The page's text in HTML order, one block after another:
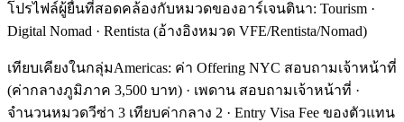
โปรไฟล์ผู้ยื่นที่สอดคล้องกับหมวดของอาร์เจนตินา: Tourism ·
Digital Nomad · Rentista (อ้างอิงหมวด VFE/Rentista/Nomad)
เทียบเคียงในกลุ่มAmericas: ค่า Offering NYC สอบถามเจ้าหน้าที่
(ค่ากลางภูมิภาค 3,500 บาท) · เพดาน สอบถามเจ้าหน้าที่ ·
จำนวนหมวดวีซ่า 3 เทียบค่ากลาง 2 · Entry Visa Fee ของตัวแทน